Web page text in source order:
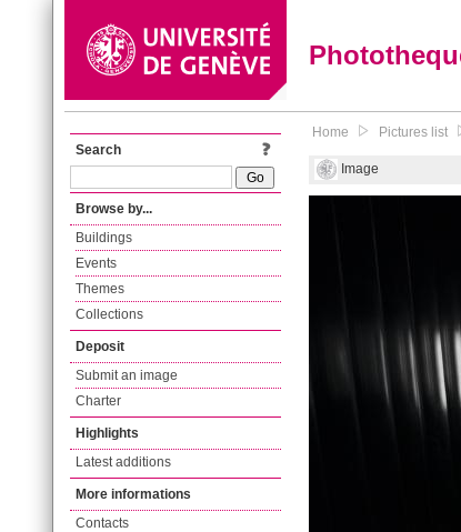
Search
Browse by...
Buildings
Events
Themes
Collections
Deposit
Submit an image
Charter
Highlights
Latest additions
More informations
Contacts
Home Pictures list
Image